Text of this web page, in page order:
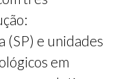
(SP) e unidades
em